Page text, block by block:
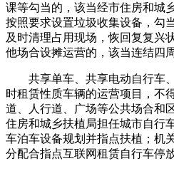
课等勾当的，该当经市住房和城
按照要求设置垃圾收集设备，勾
及时清理占用现场，恢回复复兴
他场合设摊运营的，该当连结四
共享单车、共享电动自行车、
时租赁性质车辆的运营项目，不
道、人行道、广场等公共场合和
住房和城乡扶植局担任城市自行
车泊车设备规划并指点扶植；机
分配合指点互联网租赁自行车停